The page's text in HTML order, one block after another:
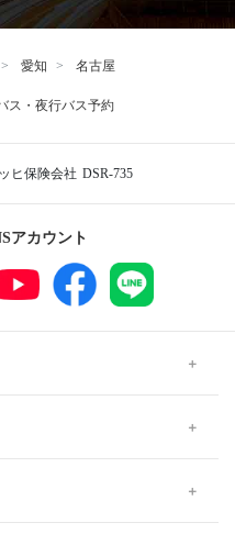
愛知
名古屋
ス・夜行バス予約
ヒ保険会社 DSR-735
アカウント